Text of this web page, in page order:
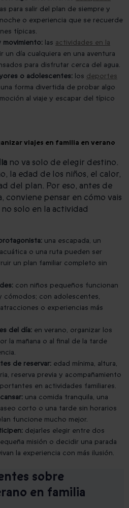
para salir del plan de siempre y
o experiencia que se recuerde
típicas.
movimiento: las actividades en la
un día cualquiera en una aventura
para disfrutar cerca del agua.
o adolescentes: los deportes
forma divertida de probar algo
al viaje y escapar del típico
viajes en familia en verano
no va solo de elegir destino.
la edad de los niños, el calor,
del plan. Por eso, antes de
conviene pensar en cómo vais
solo en la actividad
una escapada, un
o una ruta pueden ser
un plan familiar completo sin
con niños pequeños funcionan
cómodos; con adolescentes,
o experiencias más
del día: en verano, organizar los
la mañana o al final de la tarde
de reservar: edad mínima, altura,
reserva previa y acompañamiento
en actividades familiares.
una comida tranquila, una
corto o una tarde sin horarios
funcione mucho mejor.
dejarles elegir entre dos
misión o decidir una parada
la experiencia con más ilusión.
sobre
en familia